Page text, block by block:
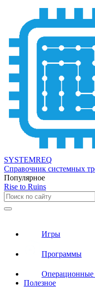
SYSTEMREQ
Справочник системных
Популярное
Rise to Ruins
Игры
Программы
Операционные
Полезное